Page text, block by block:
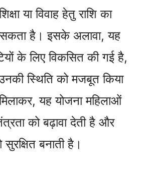
या विवाह हेतु राशि का
सकता है। इसके अलावा, यह
के लिए विकसित की गई है,
स्थिति को मजबूत किया
यह योजना महिलाओं
को बढ़ावा देती है और
बनाती है।